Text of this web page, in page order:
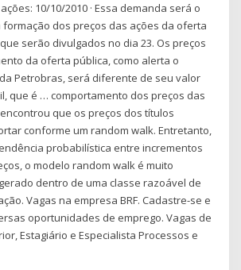
10/10/2010 · Essa demanda será o
dos preços das ações da oferta
serão divulgados no dia 23. Os preços
da oferta pública, como alerta o
Petrobras, será diferente de seu valor
que é … comportamento dos preços das
que os preços dos títulos
conforme um random walk. Entretanto,
probabilística entre incrementos
o modelo random walk é muito
dentro de uma classe razoável de
Vagas na empresa BRF. Cadastre-se e
oportunidades de emprego. Vagas de
Estagiário e Especialista Processos e